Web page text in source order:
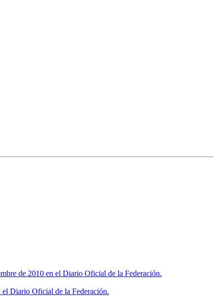
de 2010 en el Diario Oficial de la Federación.
Diario Oficial de la Federación.